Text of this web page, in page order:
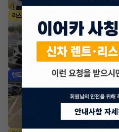
리스
2021년 가솔린 2.5
월 829,200
지원금
조회 3251시간 전
렌트 기아 스포티지
월627,600원
조회 2,209 1시간 전